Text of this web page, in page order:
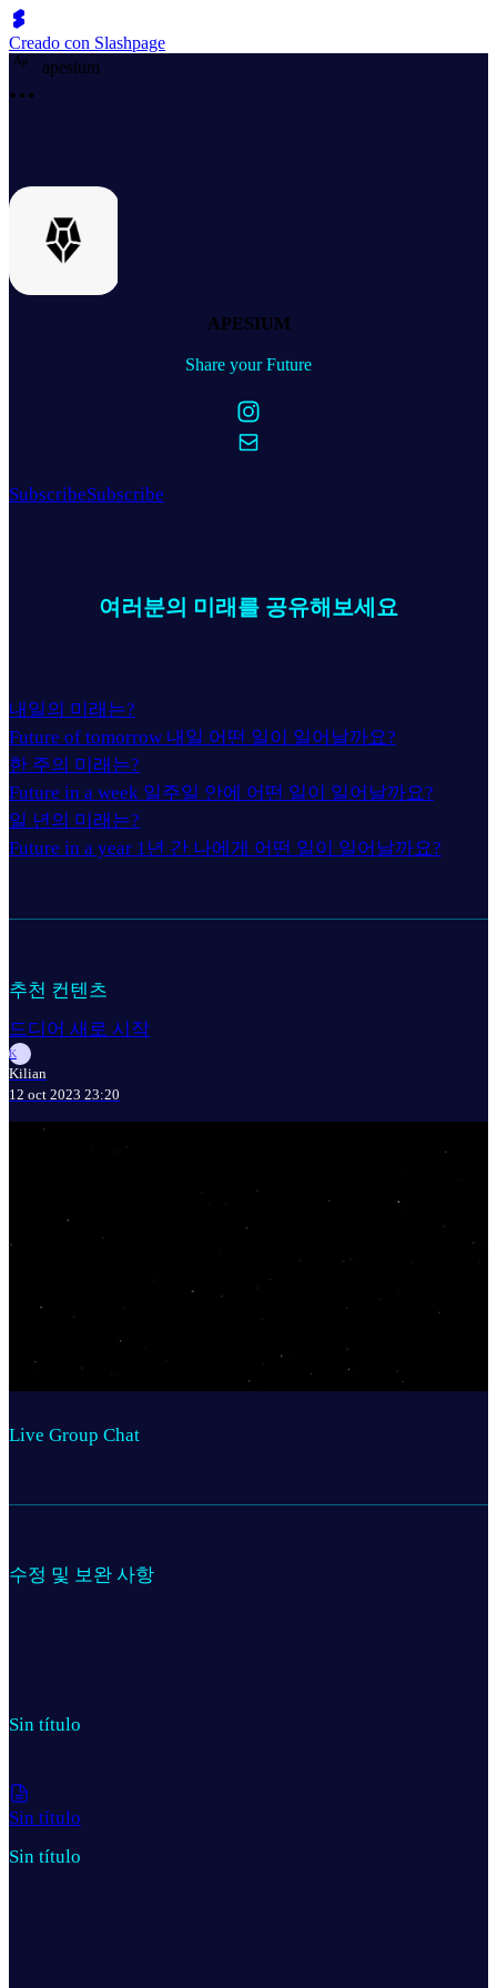
Creado con Slashpage
Ap apesium
APESIUM
Share your Future
SubscribeSubscribe
여러분의 미래를 공유해보세요
내일의 미래는?
Future of tomorrow 내일 어떤 일이 일어날까요?
한 주의 미래는?
Future in a week 일주일 안에 어떤 일이 일어날까요?
일 년의 미래는?
Future in a year 1년 간 나에게 어떤 일이 일어날까요?
추천 컨텐츠
드디어 새로 시작
K
Kilian
12 oct 2023 23:20
Live Group Chat
수정 및 보완 사항
Sin título
Sin título
Sin título